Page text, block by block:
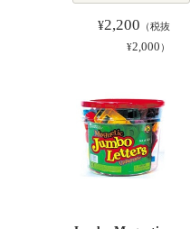
¥2,200 （税抜
¥2,000 ）